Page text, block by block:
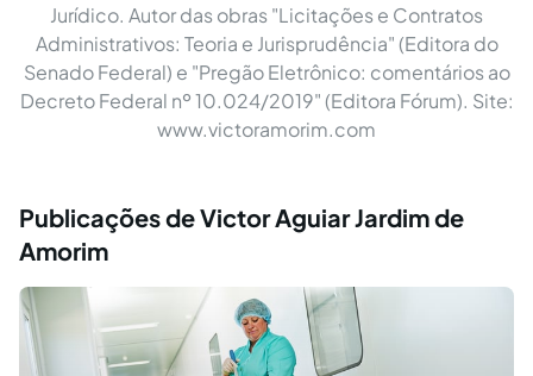
Jurídico. Autor das obras "Licitações e Contratos
Administrativos: Teoria e Jurisprudência" (Editora do
Senado Federal) e "Pregão Eletrônico: comentários ao
Decreto Federal nº 10.024/2019" (Editora Fórum). Site:
www.victoramorim.com
Publicações de Victor Aguiar Jardim de
Amorim